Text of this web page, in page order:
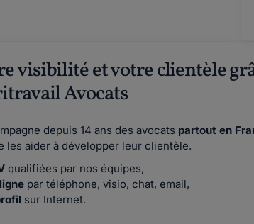
visibilité et votre clientèle
Avocats
depuis 14 ans des avocats partout en
les aider à développer leur clientèle.
qualifiées par nos équipes,
par téléphone, visio, chat, email,
sur Internet.